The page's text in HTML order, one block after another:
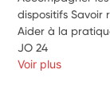
dispositifs Savoir
Aider à la
JO 24
Voir plus